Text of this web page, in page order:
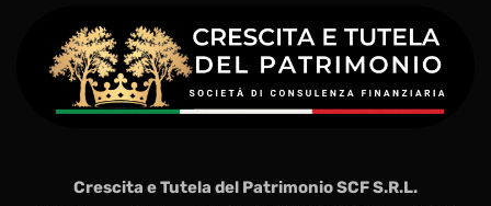
Crescita e Tutela del Patrimonio SCF S.R.L.